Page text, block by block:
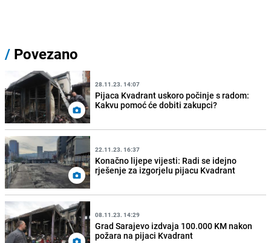
/ Povezano
28.11.23. 14:07
Pijaca Kvadrant uskoro počinje s radom:
Kakvu pomoć će dobiti zakupci?
22.11.23. 16:37
Konačno lijepe vijesti: Radi se idejno
rješenje za izgorjelu pijacu Kvadrant
08.11.23. 14:29
Grad Sarajevo izdvaja 100.000 KM nakon
požara na pijaci Kvadrant